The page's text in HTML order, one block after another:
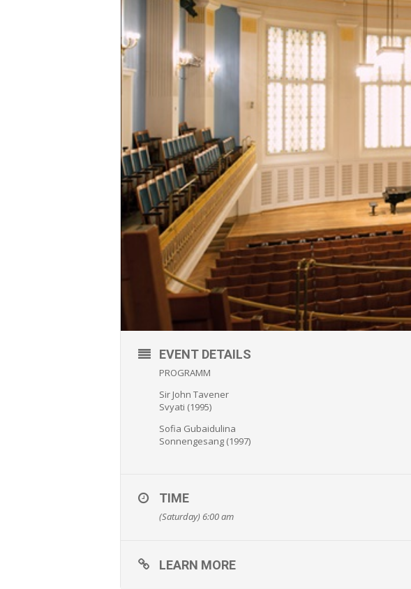
EVENT DETAILS
PROGRAMM
Sir John Tavener
Svyati (1995)
Sofia Gubaidulina
Sonnengesang (1997)
TIME
(Saturday) 6:00 am
LEARN MORE